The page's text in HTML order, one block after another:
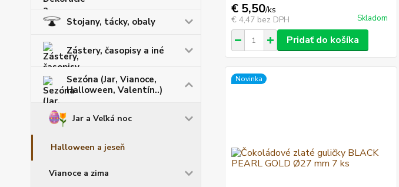
Stojany, tácky, obaly
Zástery, časopisy a iné
Sezóna (Jar, Vianoce,
Halloween, Valentín..)
Jar a Veľká noc
Halloween a jeseň
Vianoce a zima
€ 5,50/ks
€ 4,47 bez DPH Skladom
Pridať do košíka
Novinka